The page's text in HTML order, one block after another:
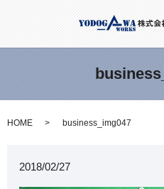
HOME business_img047
2018/02/27